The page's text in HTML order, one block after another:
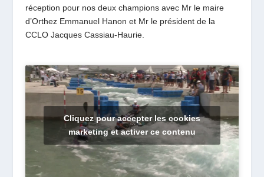
réception pour nos deux champions avec Mr le maire
d’Orthez Emmanuel Hanon et Mr le président de la
CCLO Jacques Cassiau-Haurie.
Cliquez pour accepter les cookies
marketing et activer ce contenu